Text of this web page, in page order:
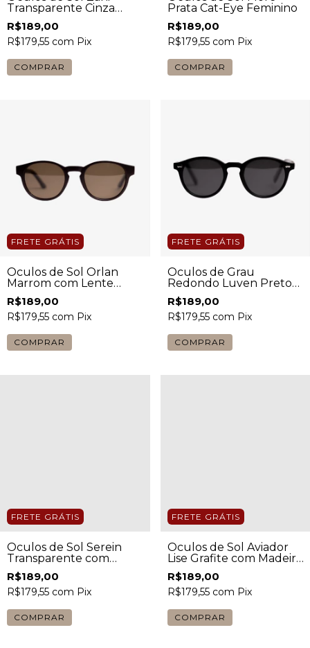
Transparente Cinza
Feminino
R$189,00
R$179,55 com Pix
COMPRAR
Prata Cat-Eye Feminino
R$189,00
R$179,55 com Pix
COMPRAR
FRETE GRÁTIS
Óculos de Sol Orlan
Marrom com Lente
Marrom Masculino
R$189,00
R$179,55 com Pix
COMPRAR
FRETE GRÁTIS
Óculos de Grau
Redondo Luven Preto
Unissex
R$189,00
R$179,55 com Pix
COMPRAR
FRETE GRÁTIS
Óculos de Sol Serein
Transparente com
Lente Escura Unissex
R$189,00
R$179,55 com Pix
COMPRAR
FRETE GRÁTIS
Óculos de Sol Aviador
Lise Grafite com Madeira
Clara Masculino
R$189,00
R$179,55 com Pix
COMPRAR